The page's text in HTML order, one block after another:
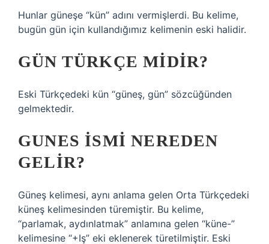
Hunlar güneşe “kün” adını vermişlerdi. Bu kelime,
bugün gün için kullandığımız kelimenin eski halidir.
GÜN TÜRKÇE MIDIR?
Eski Türkçedeki kün “güneş, gün” sözcüğünden
gelmektedir.
GUNES ISMI NEREDEN
GELIR?
Güneş kelimesi, aynı anlama gelen Orta Türkçedeki
küneş kelimesinden türemiştir. Bu kelime,
“parlamak, aydınlatmak” anlamına gelen “küne-”
kelimesine “+Iş” eki eklenerek türetilmiştir. Eski